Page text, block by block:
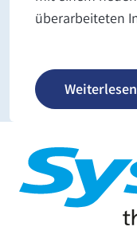
überarbeiteten
Weiterlesen